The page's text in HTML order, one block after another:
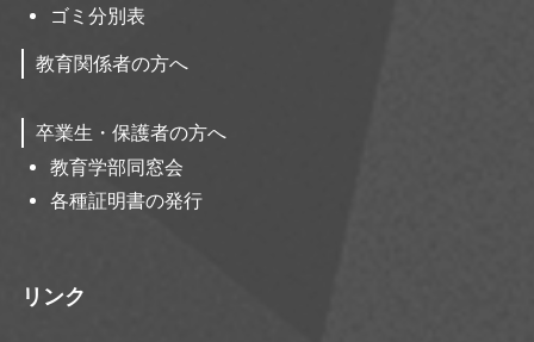
ゴミ分別表
教育関係者の方へ
卒業生・保護者の方へ
教育学部同窓会
各種証明書の発行
リンク